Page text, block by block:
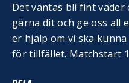
Det väntas bli fint väder
gärna dit och ge oss all
er hjälp om vi ska
för tillfället. Matchstart